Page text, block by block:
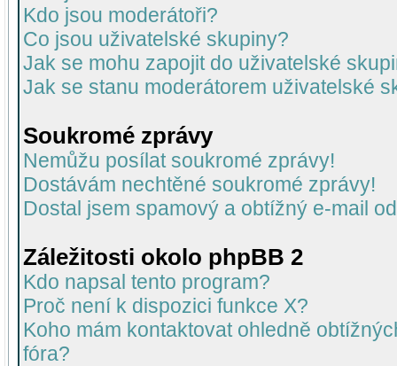
Kdo jsou moderátoři?
Co jsou uživatelské skupiny?
Jak se mohu zapojit do uživatelské
Jak se stanu moderátorem uživatelské
Soukromé zprávy
Nemůžu posílat soukromé zprávy!
Dostávám nechtěné soukromé zprávy!
Dostal jsem spamový a obtížný e-mail
Záležitosti okolo phpBB 2
Kdo napsal tento program?
Proč není k dispozici funkce X?
Koho mám kontaktovat ohledně
fóra?